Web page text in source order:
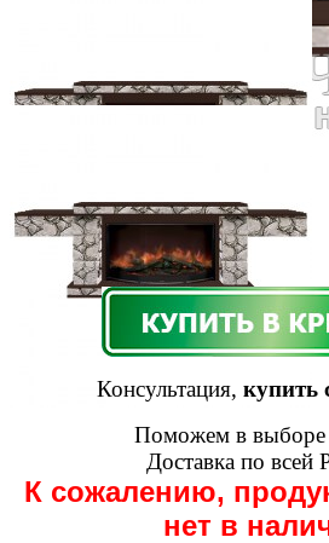
Консультация, купить
Поможем в выборе
Доставка по всей
К сожалению,
нет в